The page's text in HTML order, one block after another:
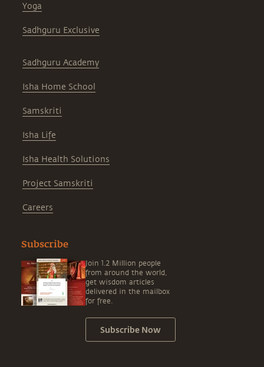
Yoga
Sadhguru Exclusive
Sadhguru Academy
Isha Home School
Samskriti
Isha Life
Isha Health Solutions
Project Samskriti
Careers
Subscribe
Join 1.2 Million people
from around the world,
get wisdom articles
delivered in the mailbox
for free.
Subscribe Now